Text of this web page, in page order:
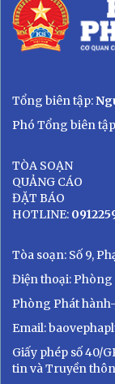
Tổng biên tập:
Phó Tổng biên
TÒA SOẠN
QUẢNG CÁO
ĐẶT BÁO
HOTLINE:
Tòa soạn: Số 9,
Điện thoại: Phòng
Phòng Phát
Email:
Giấy phép số 40/
tin và Truyền